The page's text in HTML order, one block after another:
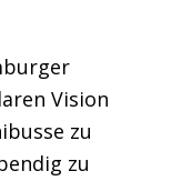
Vision
zu
zu